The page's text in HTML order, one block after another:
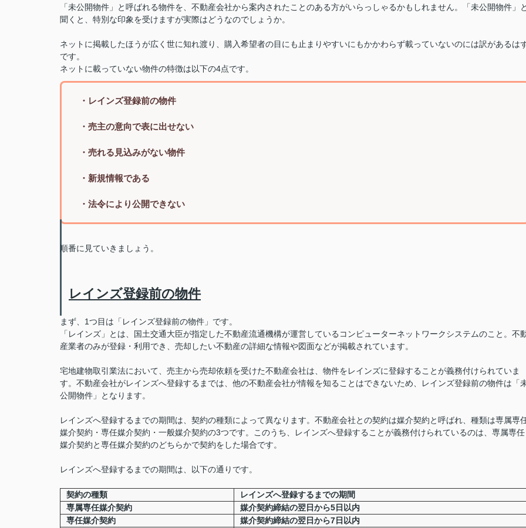
「未公開物件」と呼ばれる物件を、不動産会社から案内されたことのある方がいらっしゃるかもしれません。「未公開物件」
聞くと、特別な印象を受けますが実際はどうなのでしょうか。
ネットに掲載したほうが広く世に知れ渡り、購入希望者の目にも止まりやすいにもかかわらず載っていないのには訳があるは
です。
ネットに載っていない物件の特徴は以下の4点です。
・レインズ登録前の物件
・売主の意向で表に出せない
・売れる見込みがない物件
・新規情報である
・法令により公開できない
順番に見ていきましょう。
レインズ登録前の物件
まず、1つ目は「レインズ登録前の物件」です。
「レインズ」とは、国土交通大臣が指定した不動産流通機構が運営しているコンピューターネットワークシステムのこと。不
産業者のみが登録・利用でき、売却したい不動産の詳細な情報や図面などが掲載されています。
宅地建物取引業法において、売主から売却依頼を受けた不動産会社は、物件をレインズに登録することが義務付けられていま
す。不動産会社がレインズへ登録するまでは、他の不動産会社が情報を知ることはできないため、レインズ登録前の物件は「
公開物件」となります。
レインズへ登録するまでの期間は、契約の種類によって異なります。不動産会社との契約は媒介契約と呼ばれ、種類は専属専
媒介契約・専任媒介契約・一般媒介契約の3つです。このうち、レインズへ登録することが義務付けられているのは、専属専任
媒介契約と専任媒介契約のどちらかで契約をした場合です。
レインズへ登録するまでの期間は、以下の通りです。
契約の種類
レインズへ登録するまでの期間
専属専任媒介契約
媒介契約締結の翌日から5日以内
専任媒介契約
媒介契約締結の翌日から7日以内